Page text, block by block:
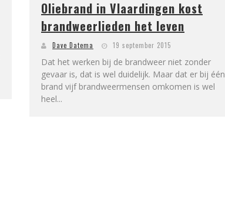
Oliebrand in Vlaardingen kost
brandweerlieden het leven
Dave Datema 19 september 2015
Dat het werken bij de brandweer niet zonder
gevaar is, dat is wel duidelijk. Maar dat er bij één
brand vijf brandweermensen omkomen is wel
heel...